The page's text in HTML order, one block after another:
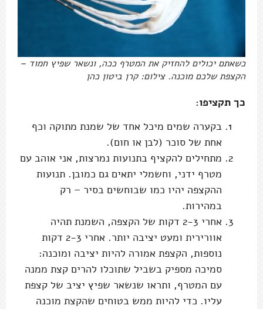
כשאתם יכולים להחזיק את המטרף ככה, ונשאר שפיץ חמוד –
הקצפת שלכם מוכנה. צילום: קרן ביטון כהן
כך תקציפו:
בקערה שמים מיכל אחד של שמנת מתוקה וכף
אחת של סוכר (לבן או חום).
מתחילים להקציף בתנועות נמרצות, אני אוהב עם
מטרף ידני, וחשמלי יתאים גם כמובן. תנועות
ההקצפה יהיו כמו שבוחשים בסיר – רק
במהירות.
אחרי 2-3 דקות של הקצפה, השמנת תהיה
אוורירית ומעט יציבה יותר. אחרי 2-3 דקות
נוספות, הקצפת אמורה להיות יציבה ומוכנה:
סמיכה מספיק בשביל שתוכלו להרים קצת ממנה
עם המטרף, ותראו שנשאר שפיץ יציב של קצפת
עליו. כדי להיות ממש בטוחים שהקצת מוכנה